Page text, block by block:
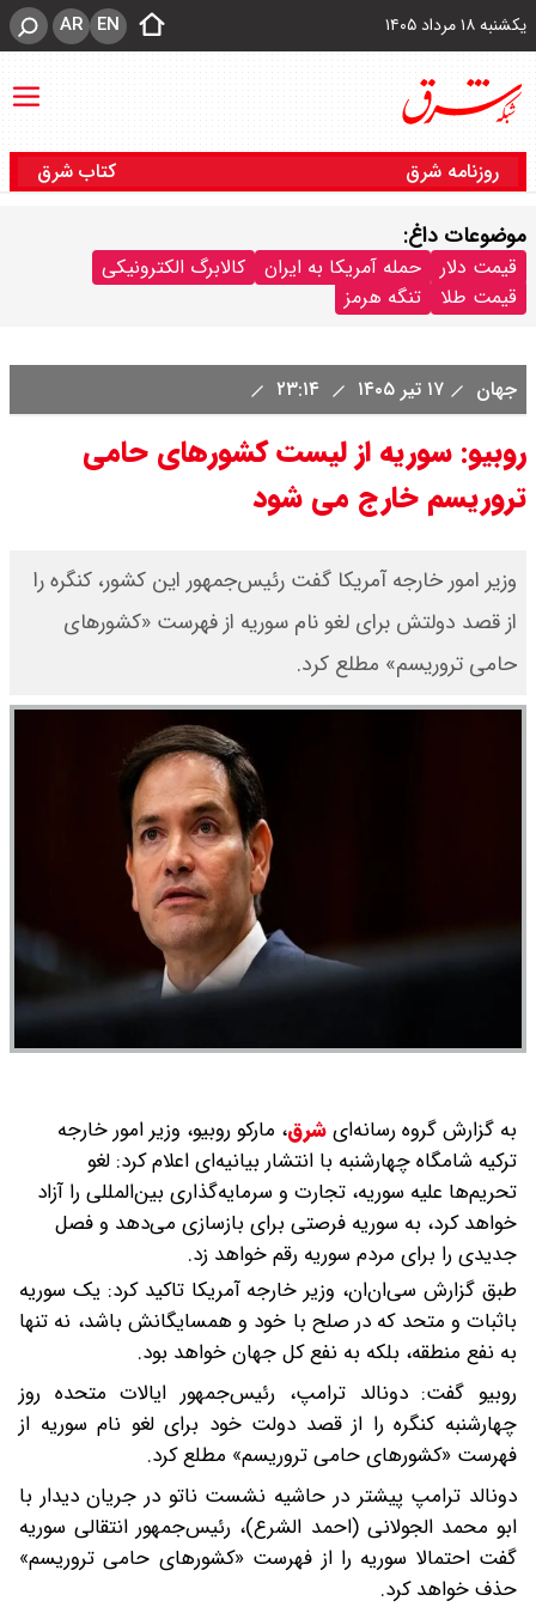
یکشنبه ۱۸ مرداد ۱۴۰۵ EN
AR
روزنامه شرق کتاب شرق
موضوعات داغ:
قیمت دلار حمله آمریکا به ایران
کالابرگ الکترونیکی
قیمت طلا
تنگه هرمز
جهان ۱۷ تیر ۱۴۰۵
روبیو: سوریه از لیست کشورهای حامی
تروریسم خارج می شود
وزیر امور خارجه آمریکا گفت رئیس‌جمهور این کشور، کنگره را
از قصد دولتش برای لغو نام سوریه از فهرست «کشورهای
حامی تروریسم» مطلع کرد.
به گزارش گروه رسانه‌ایشرق، مارکو روبیو، وزیر امور خارجه
ترکیه شامگاه چهارشنبه با انتشار بیانیه‌ای اعلام کرد: لغو
تحریم‌ها علیه سوریه، تجارت و سرمایه‌گذاری بین‌المللی را آزاد
خواهد کرد، به سوریه فرصتی برای بازسازی می‌دهد و فصل
جدیدی را برای مردم سوریه رقم خواهد زد.
طبق گزارش سی‌ان‌ان، وزیر خارجه آمریکا تاکید کرد: یک سوریه
باثبات و متحد که در صلح با خود و همسایگانش باشد، نه تنها
به نفع منطقه، بلکه به نفع کل جهان خواهد بود.
روبیو گفت: دونالد ترامپ، رئیس‌جمهور ایالات متحده روز
چهارشنبه کنگره را از قصد دولت خود برای لغو نام سوریه از
فهرست «کشورهای حامی تروریسم» مطلع کرد.
دونالد ترامپ پیشتر در حاشیه نشست ناتو در جریان دیدار با
ابو محمد الجولانی (احمد الشرع)، رئیس‌جمهور انتقالی سوریه
گفت احتمالا سوریه را از فهرست «کشورهای حامی تروریسم»
حذف خواهد کرد.